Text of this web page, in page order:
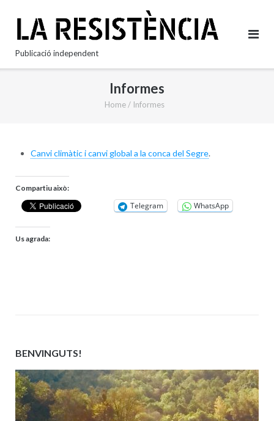
content
Publicació independent
Informes
Home/ Informes
Canvi climàtic i canvi global a la conca del Segre.
Compartiu això:
Telegram WhatsApp
Us agrada:
BENVINGUTS!